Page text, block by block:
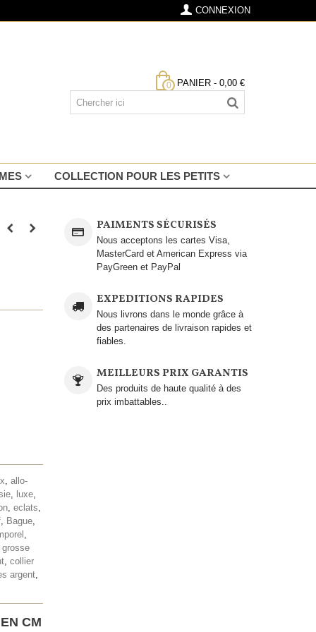
CONNEXION
0 PANIER - 0,00 €
COLLECTION POUR LES PETITS
, allo-
, luxe,
, eclats,
, Bague,
,
grosse
, collier
argent,
CM
PAIMENTS SÉCURISÉS
Nous acceptons les cartes Visa,
MasterCard et American Express via
PayGreen et PayPal
EXPEDITIONS RAPIDES
Nous livrons dans le monde grâce à
des partenaires de livraison rapides et
fiables.
MEILLEURS PRIX GARANTIS
Des produits de haute qualité à des
prix imbattables..